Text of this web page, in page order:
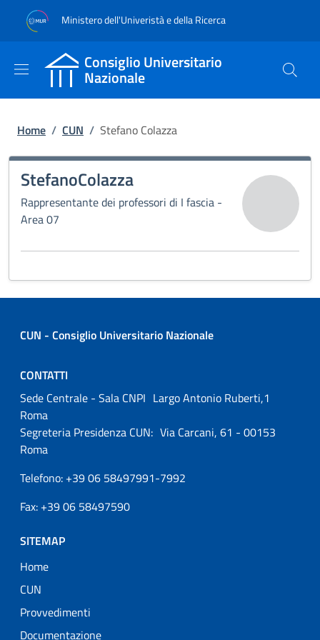
al contenuto principale
to footer content
Ministero dell'Univeristà e della Ricerca
Consiglio Universitario
Nazionale
Briciole di pane
Home / CUN / Stefano Colazza
StefanoColazza
Rappresentante dei professori di I fascia -
Area 07
CUN - Consiglio Universitario Nazionale
CONTATTI
Sede Centrale - Sala CNPI Largo Antonio Ruberti,1
Roma
Segreteria Presidenza CUN: Via Carcani, 61 - 00153
Roma
Telefono: +39 06 58497991-7992
Fax: +39 06 58497590
SITEMAP
Home
CUN
Provvedimenti
Documentazione